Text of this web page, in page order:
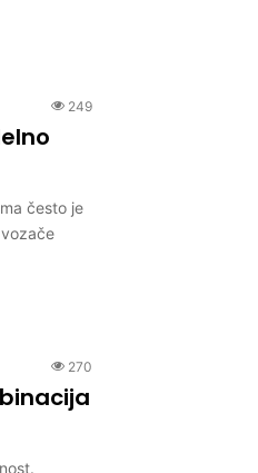
249
često je
270